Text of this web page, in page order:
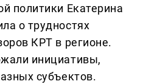
политики Екатерина
о трудностях
КРТ в регионе.
инициативы,
субъектов.